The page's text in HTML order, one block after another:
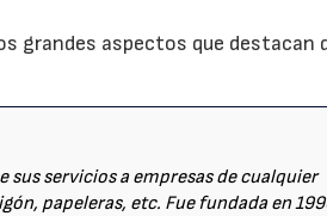
grandes aspectos que destacan
sus servicios a empresas de cualquier
papeleras, etc. Fue fundada en